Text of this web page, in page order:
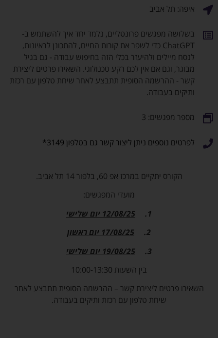
איפה: תל אביב
בשלושה מפגשים פרונטליים, נלמד יחד איך להשתמש ב-
ChatGPT כדי לשפר את קורות החיים, להתכונן לראיונות,
לנסח מיילים ולהיעזר בכלי הזה בחיפוש עבודה - גם בגיל
מבוגר, וגם אם אין לכם רקע טכנולוגי. השאירו פרטים ליצירת
קשר - ההרשמה הסופית תתבצע לאחר שיחת טלפון עם רכזת
ותיקים בעבודה.
מספר מפגשים: 3
לפרטים נוספים ניתן ליצור קשר גם בטלפון 3149*
הקורס יתקיים במרכז אפ 60, בלפור 14 תל אביב.
מועדי המפגשים:
1.
12/08/25 יום שלישי
2.
17/08/25 יום ראשון
3.
19/08/25 יום שלישי
בין השעות 10:00-13:30
השאירו פרטים ליצירת קשר – ההרשמה הסופית תתבצע לאחר
שיחת טלפון עם רכזת ותיקים בעבודה.